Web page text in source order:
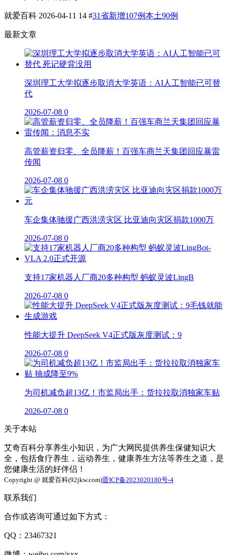
就爱百科 2026-04-11 14 #31省新增107例本土90例
最新文章
深圳理工大学拟逐步取消大学英语：AI人工智能已可替
代
2026-07-08 0
高管薪资归零、全员降薪！百强车商兰天集团回应暴雷
传闻
2026-07-08 0
车企集体驰援广西洪涝灾区 比亚迪向灾区捐款1000万
2026-07-08 0
支持17家机器人厂商20多种构型 蚂蚁灵波LingB
2026-07-08 0
性能大提升 DeepSeek V4正式版灰度测试：9
2026-07-08 0
为司机减负超13亿！市监局出手：货拉拉取消独家车贴
2026-07-08 0
关于本站
艾奇百科分享养生小知识，为广大网民提供养生保健知识大
全，包括食疗养生，运动养生，健康养生方法等养生之道，是
您健康生活的好伴侣！
Copyright @ 就爱百科(92jkw.com)晋ICP备2023020180号-4
联系我们
合作或咨询可通过如下方式：
QQ：23467321